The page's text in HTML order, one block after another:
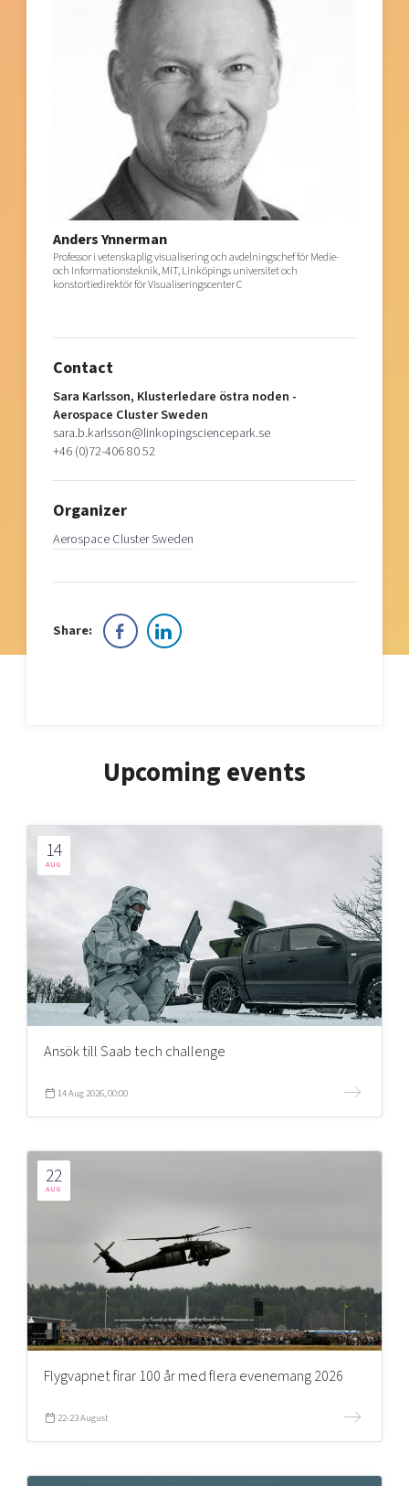
Anders Ynnerman
Professor i vetenskaplig visualisering och avdelningschef för Medie-
och Informationsteknik, MIT, Linköpings universitet och
konstortiedirektör för Visualiseringscenter C
Contact
Sara Karlsson, Klusterledare östra noden -
Aerospace Cluster Sweden
sara.b.karlsson@linkopingsciencepark.se
+46 (0)72-406 80 52
Organizer
Aerospace Cluster Sweden
Share:
Upcoming events
14
AUG
Ansök till Saab tech challenge
14 Aug 2026, 00:00
22
AUG
Flygvapnet firar 100 år med flera evenemang 2026
22-23 August